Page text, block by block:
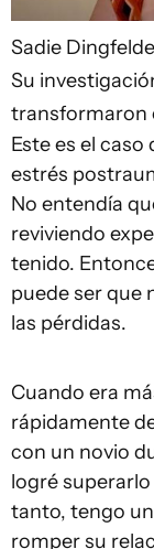
Sadie
Su
transformaron
Este es el
estrés
No entendía
reviviendo
tenido.
puede ser que
las pérdidas.
Cuando era
rápidamente
con un novio
logré
tanto, tengo
romper su